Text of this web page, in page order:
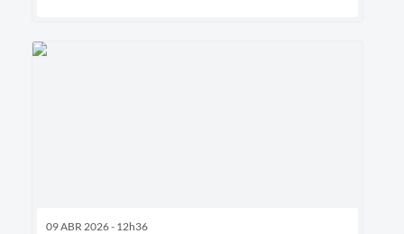
09 ABR 2026 - 12h36